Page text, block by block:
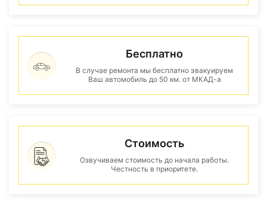
Бесплатно
В случае ремонта мы бесплатно эвакуируем
Ваш автомобиль до 50 км. от МКАД-а
Стоимость
Озвучиваем стоимость до начала работы.
Честность в приоритете.